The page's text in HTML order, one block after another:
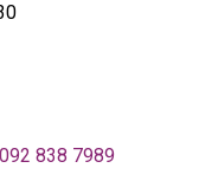
092 838 7989